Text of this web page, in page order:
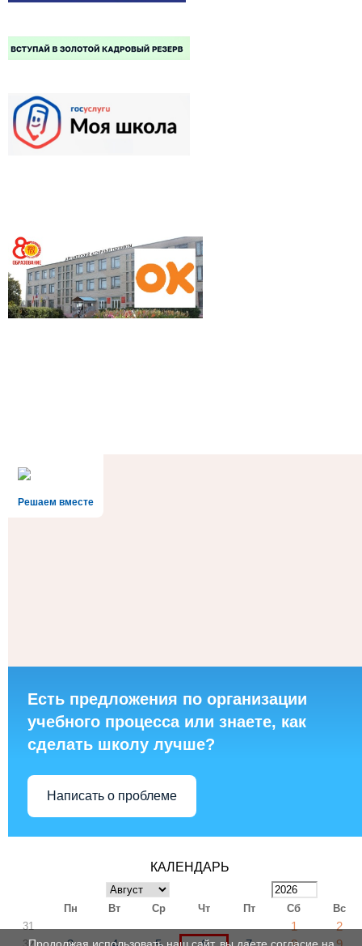
Решаем вместе
Есть предложения по организации
учебного процесса или знаете, как
сделать школу лучше?
Написать о проблеме
КАЛЕНДАРЬ
Пн Вт Ср Чт Пт Сб
Вс
31
1 2